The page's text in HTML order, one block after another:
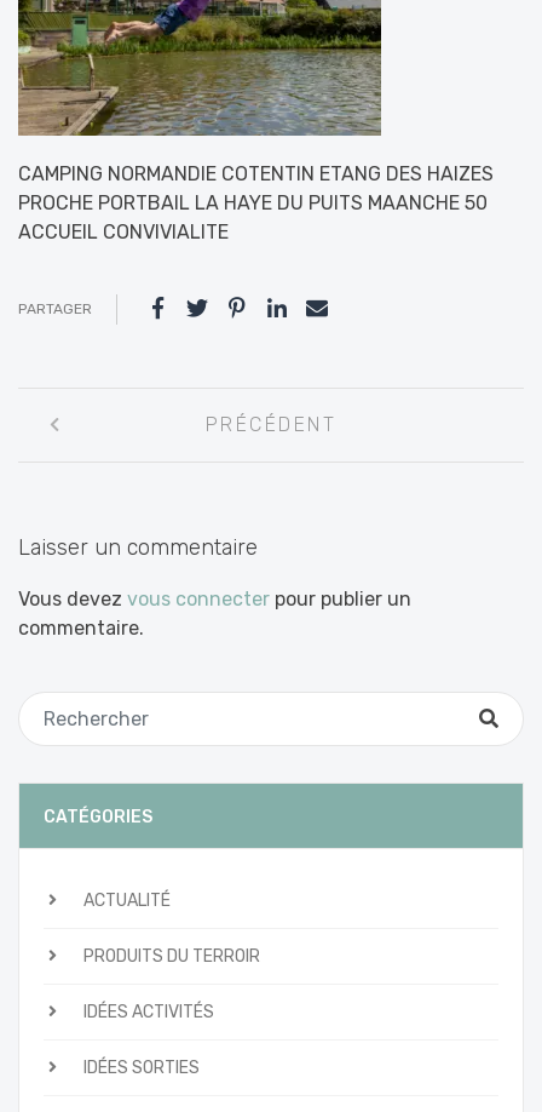
CAMPING NORMANDIE COTENTIN ETANG DES HAIZES
PROCHE PORTBAIL LA HAYE DU PUITS MAANCHE 50
ACCUEIL CONVIVIALITE
PARTAGER
entre
PRÉCÉDENT
Laisser un commentaire
Vous devez vous connecter pour publier un
commentaire.
CATÉGORIES
ACTUALITÉ
PRODUITS DU TERROIR
IDÉES ACTIVITÉS
IDÉES SORTIES